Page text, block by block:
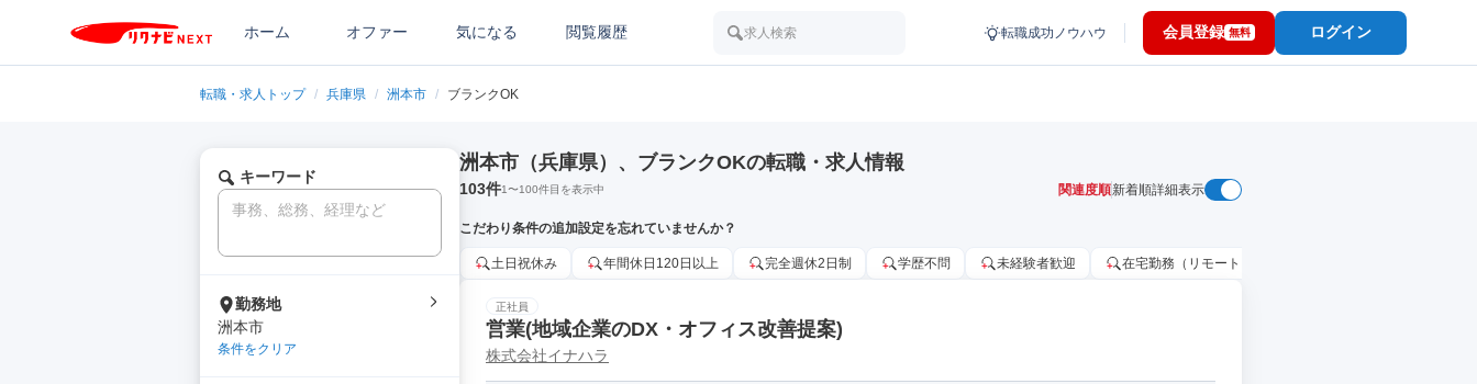
ホーム オファー 気になる 閲覧履歴 求人検索 転職成功ノウハウ 会員登録 無料 ログイン
転職・求人トップ / 兵庫県 / 洲本市 / ブランクOK
キーワード
勤務地
洲本市
条件をクリア
洲本市（兵庫県）、ブランクOKの転職・求人情報
103件1〜100件目を表示中 関連度順新着順詳細表示
こだわり条件の追加設定を忘れていませんか？
土日祝休み 年間休日120日以上 完全週休2日制 学歴不問 未経験者歓迎 在宅勤務（リモートワーク）OK
正社員
営業(地域企業のDX・オフィス改善提案)
株式会社イナハラ